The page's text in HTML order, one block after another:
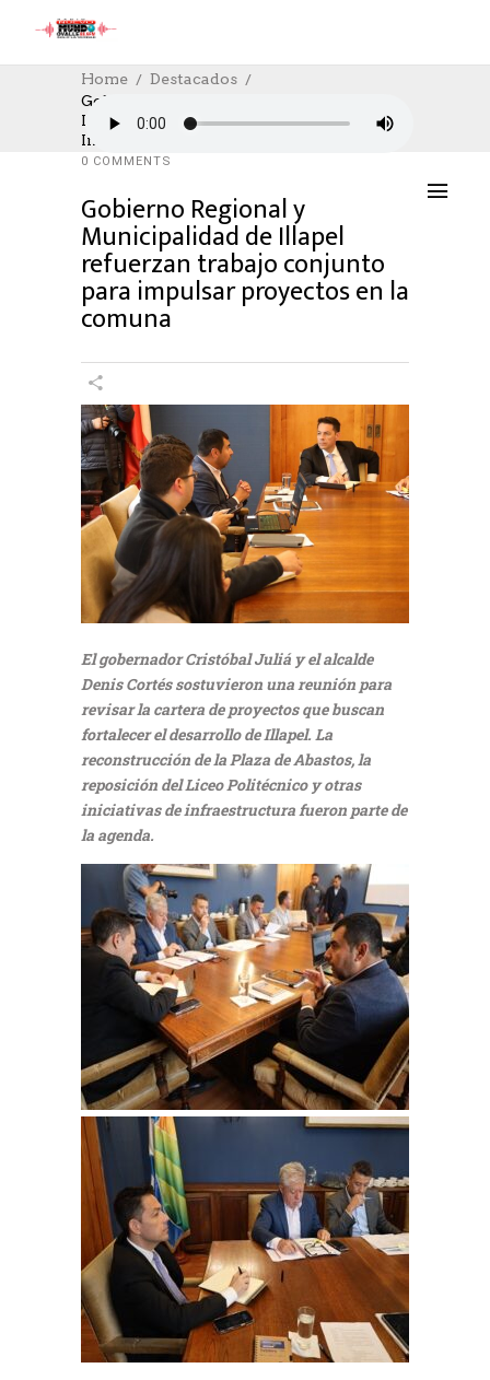
Home
Destacados
Gobierno Regional Y Municipalidad De
Illapel Refuerzan Trabajo Conjunto Para
Impulsar Proyectos En La Comuna
DESTACADOS SOCIAL
18/03/2025
AUTHOR: HECTOR
0 COMMENTS
Gobierno Regional y
Municipalidad de Illapel
refuerzan trabajo conjunto
para impulsar proyectos en la
comuna
El gobernador Cristóbal Juliá y el alcalde
Denis Cortés sostuvieron una reunión para
revisar la cartera de proyectos que buscan
fortalecer el desarrollo de Illapel. La
reconstrucción de la Plaza de Abastos, la
reposición del Liceo Politécnico y otras
iniciativas de infraestructura fueron parte de
la agenda.